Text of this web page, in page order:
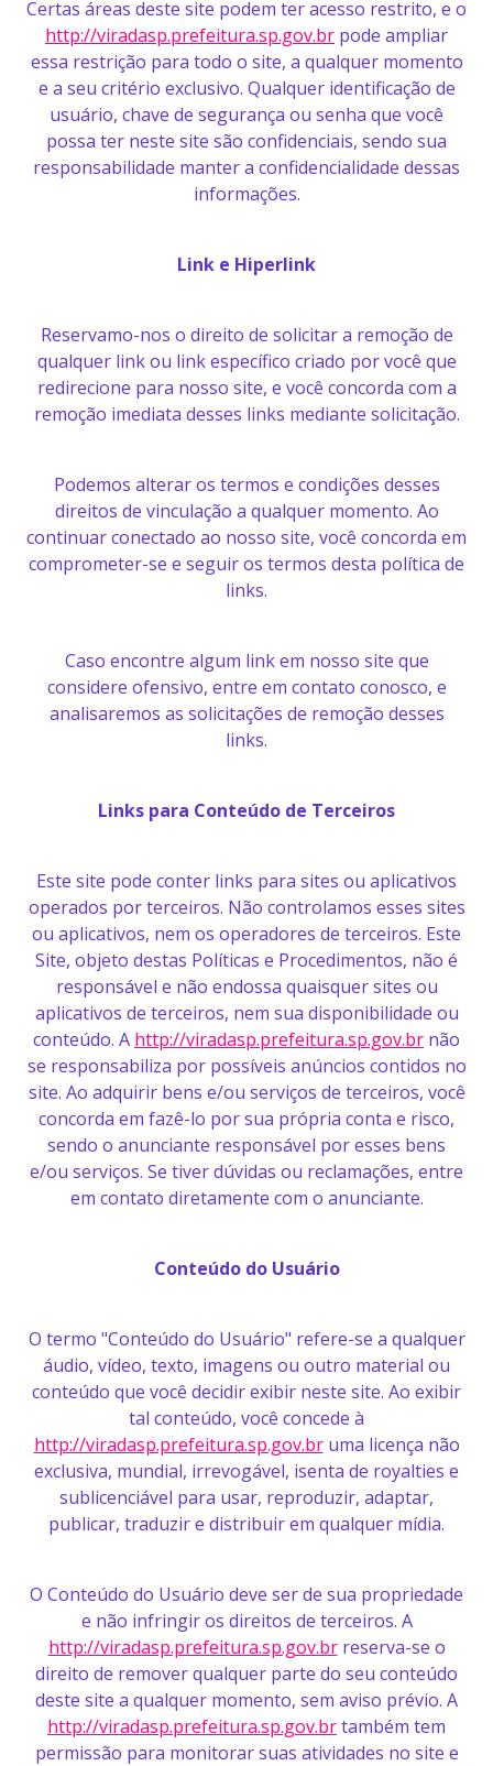
Certas áreas deste site podem ter acesso restrito, e o
http://viradasp.prefeitura.sp.gov.br pode ampliar
essa restrição para todo o site, a qualquer momento
e a seu critério exclusivo. Qualquer identificação de
usuário, chave de segurança ou senha que você
possa ter neste site são confidenciais, sendo sua
responsabilidade manter a confidencialidade dessas
informações.
Link e Hiperlink
Reservamo-nos o direito de solicitar a remoção de
qualquer link ou link específico criado por você que
redirecione para nosso site, e você concorda com a
remoção imediata desses links mediante solicitação.
Podemos alterar os termos e condições desses
direitos de vinculação a qualquer momento. Ao
continuar conectado ao nosso site, você concorda em
comprometer-se e seguir os termos desta política de
links.
Caso encontre algum link em nosso site que
considere ofensivo, entre em contato conosco, e
analisaremos as solicitações de remoção desses
links.
Links para Conteúdo de Terceiros
Este site pode conter links para sites ou aplicativos
operados por terceiros. Não controlamos esses sites
ou aplicativos, nem os operadores de terceiros. Este
Site, objeto destas Políticas e Procedimentos, não é
responsável e não endossa quaisquer sites ou
aplicativos de terceiros, nem sua disponibilidade ou
conteúdo. A http://viradasp.prefeitura.sp.gov.br não
se responsabiliza por possíveis anúncios contidos no
site. Ao adquirir bens e/ou serviços de terceiros, você
concorda em fazê-lo por sua própria conta e risco,
sendo o anunciante responsável por esses bens
e/ou serviços. Se tiver dúvidas ou reclamações, entre
em contato diretamente com o anunciante.
Conteúdo do Usuário
O termo "Conteúdo do Usuário" refere-se a qualquer
áudio, vídeo, texto, imagens ou outro material ou
conteúdo que você decidir exibir neste site. Ao exibir
tal conteúdo, você concede à
http://viradasp.prefeitura.sp.gov.bruma licença não
exclusiva, mundial, irrevogável, isenta de royalties e
sublicenciável para usar, reproduzir, adaptar,
publicar, traduzir e distribuir em qualquer mídia.
O Conteúdo do Usuário deve ser de sua propriedade
e não infringir os direitos de terceiros. A
http://viradasp.prefeitura.sp.gov.brreserva-se o
direito de remover qualquer parte do seu conteúdo
deste site a qualquer momento, sem aviso prévio. A
http://viradasp.prefeitura.sp.gov.brtambém tem
permissão para monitorar suas atividades no site e